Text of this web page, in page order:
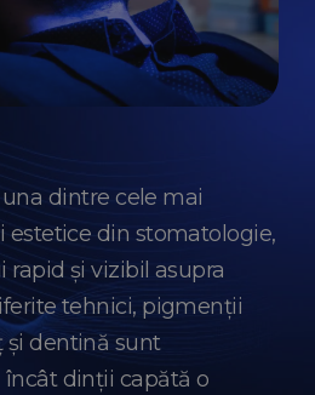
una dintre cele mai
estetice din stomatologie,
și vizibil asupra
tehnici, pigmenții
dentină sunt
dinții capătă o